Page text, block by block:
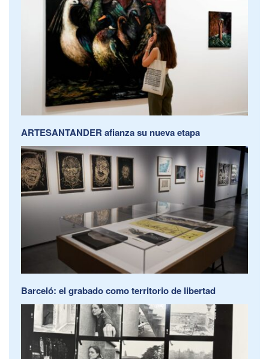
ARTESANTANDER afianza su nueva etapa
Barceló: el grabado como territorio de libertad